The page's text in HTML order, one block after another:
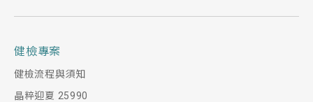
健檢專案
健檢流程與須知
晶粹迎夏 25990